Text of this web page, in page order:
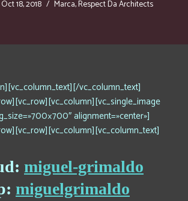
Oct 18, 2018 Marca,Respect Da Architects
vc_column_text]
alignment=»center»]
miguel-grimaldo
miguelgrimaldo